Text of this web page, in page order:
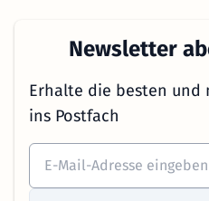
Newsletter
Erhalte die besten und
ins Postfach